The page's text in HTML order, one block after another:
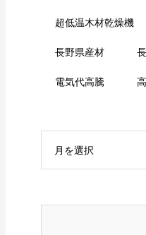
超低温木材乾燥機
長野県産材
電気代高騰
月を選択